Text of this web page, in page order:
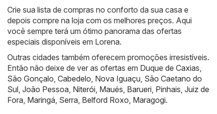
Crie sua lista de compras no conforto da sua casa e
depois compre na loja com os melhores preços. Aqui
você sempre terá um ótimo panorama das ofertas
especiais disponíveis em Lorena.
Outras cidades também oferecem promoções irresistíveis.
Então não deixe de ver as ofertas em Duque de Caxias,
São Gonçalo, Cabedelo, Nova Iguaçu, São Caetano do
Sul, João Pessoa, Niterói, Maués, Barueri, Pinhais, Juiz de
Fora, Maringá, Serra, Belford Roxo, Maragogi.